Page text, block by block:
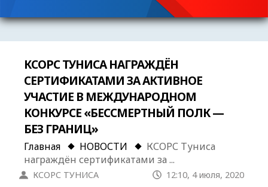
КСОРС ТУНИСА НАГРАЖДЁН
СЕРТИФИКАТАМИ ЗА АКТИВНОЕ
УЧАСТИЕ В МЕЖДУНАРОДНОМ
КОНКУРСЕ «БЕССМЕРТНЫЙ ПОЛК —
БЕЗ ГРАНИЦ»
Главная НОВОСТИ
КСОРС Туниса
награждён сертификатами за ...
КСОРС ТУНИСА 12:10, 4 июля, 2020